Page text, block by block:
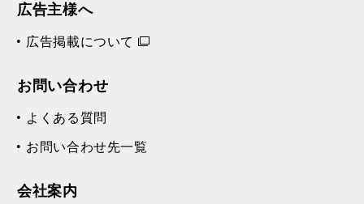
広告主様へ
広告掲載について
お問い合わせ
よくある質問
お問い合わせ先一覧
会社案内